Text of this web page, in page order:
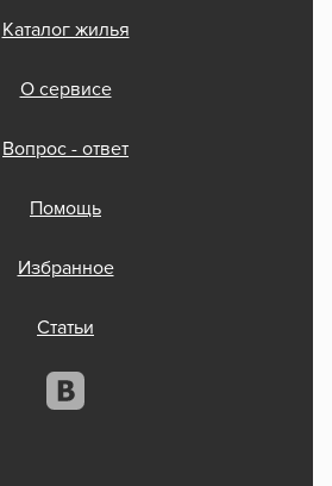
Каталог жилья
О сервисе
Вопрос - ответ
Помощь
Избранное
Статьи